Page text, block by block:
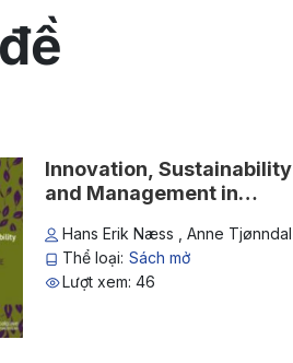
Flipbook Plugin Help
documentation.
Innovation, Sustainability
and Management in
Formula E
Hans Erik Næss , Anne Tjønndal
Thể loại: Sách mở
Lượt xem: 46